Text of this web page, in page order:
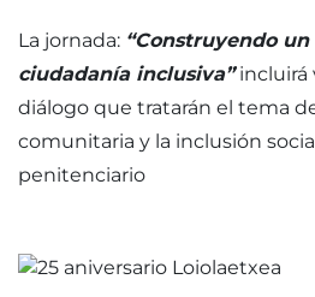
La jornada: “Construyendo
ciudadanía inclusiva”incluirá
diálogo que tratarán el tema
comunitaria y la inclusión
penitenciario